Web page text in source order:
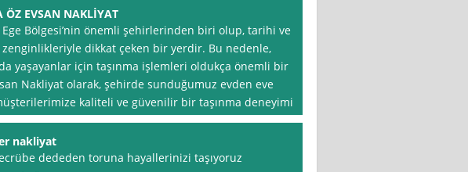
ÖZ EVSAN NAKLİYAT
Ege Bölgesi’nin önemli şehirlerinden biri olup, tarihi ve
dikkat çeken bir yerdir. Bu nedenle,
yaşayanlar için taşınma işlemleri oldukça önemli bir
Nakliyat olarak, şehirde sunduğumuz evden eve
kaliteli ve güvenilir bir taşınma deneyimi
nakliyat
dededen toruna hayallerinizi taşıyoruz